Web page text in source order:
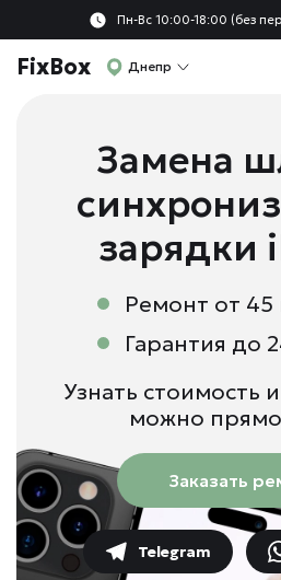
Пн-Вс 10:00-18:00 (без
FixBox Днепр
Замена
зарядки
Ремонт от 45
Гарантия до
Узнать стоимость
можно прямо
Заказать
Telegram